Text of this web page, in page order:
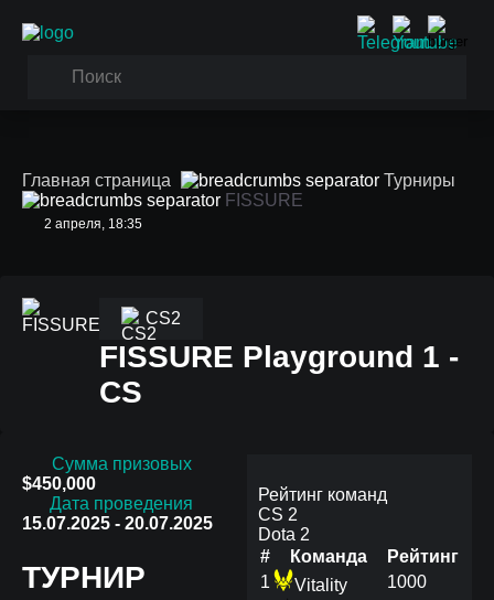
Главная страница
Турниры
FISSURE
2 апреля, 18:35
CS2
FISSURE Playground 1 -
CS
Сумма призовых
$450,000
Дата проведения
15.07.2025 - 20.07.2025
ТУРНИР
Рейтинг команд
CS 2
Dota 2
#
Команда
Рейтинг
1
Vitality
1000